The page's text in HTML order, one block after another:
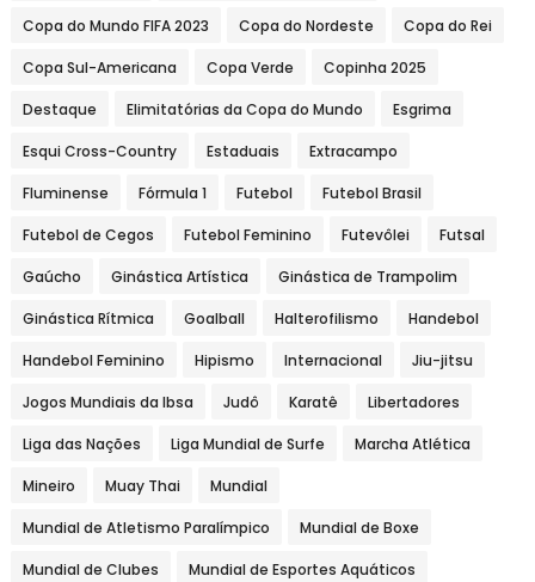
Copa do Mundo FIFA 2023 Copa do Nordeste Copa do Rei
Copa Sul-Americana Copa Verde Copinha 2025
Destaque Elimitatórias da Copa do Mundo Esgrima
Esqui Cross-Country Estaduais Extracampo
Fluminense Fórmula 1 Futebol Futebol Brasil
Futebol de Cegos Futebol Feminino Futevôlei Futsal
Gaúcho Ginástica Artística Ginástica de Trampolim
Ginástica Rítmica Goalball Halterofilismo Handebol
Handebol Feminino Hipismo Internacional Jiu-jitsu
Jogos Mundiais da Ibsa Judô Karatê Libertadores
Liga das Nações Liga Mundial de Surfe Marcha Atlética
Mineiro Muay Thai Mundial
Mundial de Atletismo Paralímpico Mundial de Boxe
Mundial de Clubes Mundial de Esportes Aquáticos